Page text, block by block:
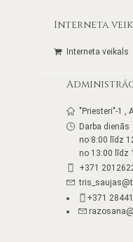
Interneta
Interneta veikals
"Priesteri"-1 ,
Darba dienās
no 8:00 līdz
no 13:00 līdz
+371
+371